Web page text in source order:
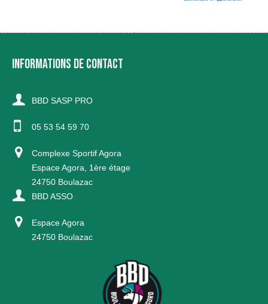
INFORMATIONS DE CONTACT
BBD SASP PRO
05 53 54 59 70
Complexe Sportif Agora
Espace Agora, 1ère étage
24750 Boulazac
BBD ASSO
Espace Agora
24750 Boulazac